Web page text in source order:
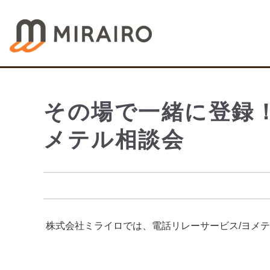
その場で一緒に登録
メテル相談会
株式会社ミライロでは、電話リレーサービス/ヨメ